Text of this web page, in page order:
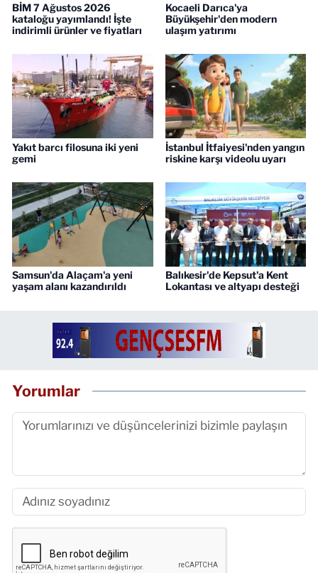
BİM 7 Ağustos 2026
kataloğu yayımlandı! İşte
indirimli ürünler ve fiyatları
Kocaeli Darıca'ya
Büyükşehir'den modern
ulaşım yatırımı
Yakıt barcı filosuna iki yeni
gemi
İstanbul İtfaiyesi'nden yangın
riskine karşı videolu uyarı
Samsun'da Alaçam'a yeni
yaşam alanı kazandırıldı
Balıkesir'de Kepsut'a Kent
Lokantası ve altyapı desteği
Yorumlar